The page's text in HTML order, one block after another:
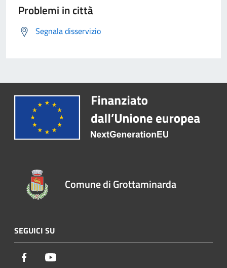
Problemi in città
Segnala disservizio
Comune di Grottaminarda
SEGUICI SU
Facebook